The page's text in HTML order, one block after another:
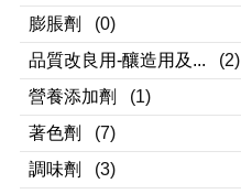
膨脹劑
(0)
品質改良用-釀造用及...
(2)
營養添加劑
(1)
著色劑
(7)
調味劑
(3)